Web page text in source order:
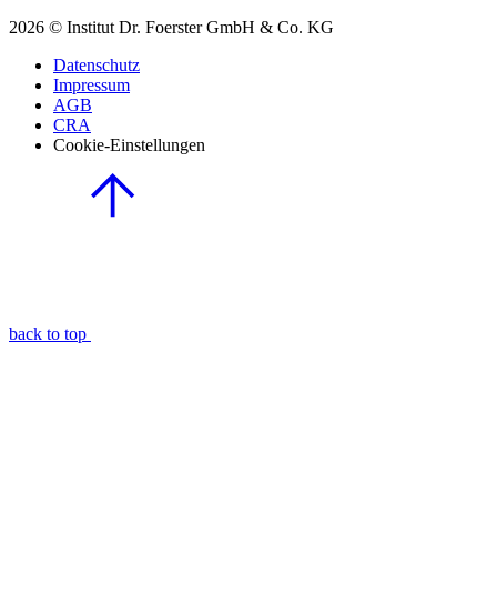
2026 © Institut Dr. Foerster GmbH & Co. KG
Datenschutz
Impressum
AGB
CRA
Cookie-Einstellungen
back to top